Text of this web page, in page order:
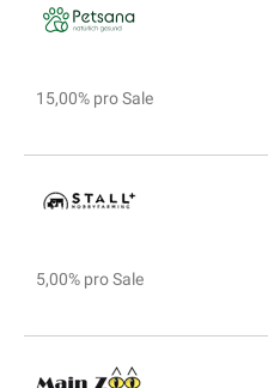
15,00% pro Sale
5,00% pro Sale